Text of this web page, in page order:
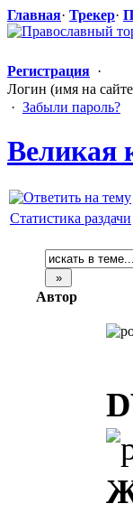
Главная· Трекер·
Регистрация ·
Логин (имя на
· Забыли пароль?
Великая
Статистика раздачи
Автор